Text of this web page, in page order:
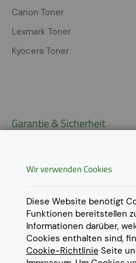
Canon Toner
Lexmark Toner
Kyocera Toner
Garantie & Sicherheit
Datenschutz
Impressum
Cookie Einstellungen
Wir verwenden Cookies
Diese Website benötigt
Funktionen bereitstellen
Informationen darüber,
Cookies enthalten sind,
Cookie-Richtlinie Seite